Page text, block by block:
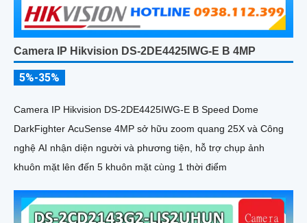
Camera IP Hikvision DS-2DE4425IWG-E B 4MP
5%-35%
Camera IP Hikvision DS-2DE4425IWG-E B Speed Dome
DarkFighter AcuSense 4MP sở hữu zoom quang 25X và Công
nghệ AI nhận diện người và phương tiện, hỗ trợ chụp ảnh
khuôn mặt lên đến 5 khuôn mặt cùng 1 thời điểm